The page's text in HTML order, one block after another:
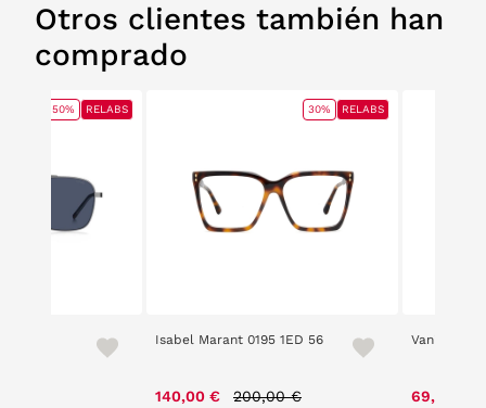
Otros clientes también han
comprado
50% RELABS
Isabel Marant 0195 1ED 56
140,00 € 200,00 €
30% RELABS
Vanity 2201
69,30 €